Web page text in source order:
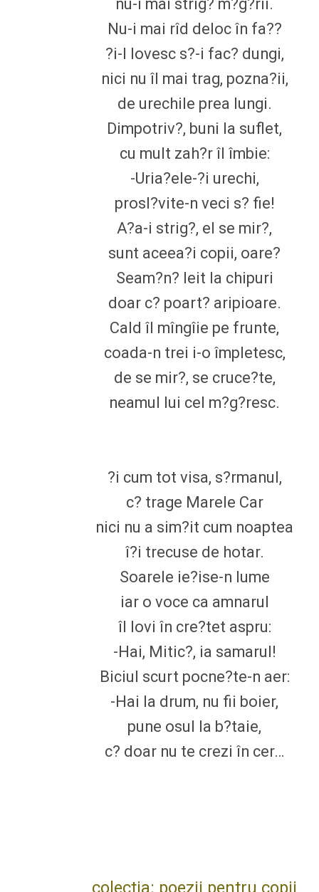
nu-i mai strig? m?g?rii.
Nu-i mai rîd deloc în fa??
?i-l lovesc s?-i fac? dungi,
nici nu îl mai trag, pozna?ii,
de urechile prea lungi.
Dimpotriv?, buni la suflet,
cu mult zah?r îl îmbie:
-Uria?ele-?i urechi,
prosl?vite-n veci s? fie!
A?a-i strig?, el se mir?,
sunt aceea?i copii, oare?
Seam?n? leit la chipuri
doar c? poart? aripioare.
Cald îl mîngîie pe frunte,
coada-n trei i-o împletesc,
de se mir?, se cruce?te,
neamul lui cel m?g?resc.
?i cum tot visa, s?rmanul,
c? trage Marele Car
nici nu a sim?it cum noaptea
î?i trecuse de hotar.
Soarele ie?ise-n lume
iar o voce ca amnarul
îl lovi în cre?tet aspru:
-Hai, Mitic?, ia samarul!
Biciul scurt pocne?te-n aer:
-Hai la drum, nu fii boier,
pune osul la b?taie,
c? doar nu te crezi în cer…
colectia: poezii pentru copii